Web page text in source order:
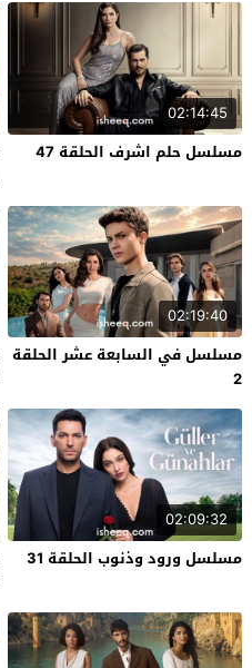
02:14:45
مسلسل حلم اشرف الحلقة 47
02:19:40
مسلسل في السابعة عشر الحلقة
2
02:09:32
مسلسل ورود وذنوب الحلقة 31